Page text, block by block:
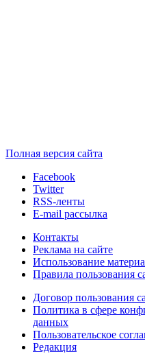
Полная версия сайта
Facebook
Twitter
RSS-ленты
E-mail рассылка
Контакты
Реклама на сайте
Использование
Правила пользования
Договор пользования
Политика в сфере
данных
Пользовательское
Редакция